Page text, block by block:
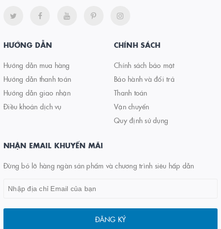
HƯỚNG DẪN
Hướng dẫn mua hàng
Hướng dẫn thanh toán
Hướng dẫn giao nhận
Điều khoản dịch vụ
CHÍNH SÁCH
Chính sách bảo mật
Bảo hành và đổi trả
Thanh toán
Vận chuyển
Quy định sử dụng
NHẬN EMAIL KHUYẾN MÃI
Đừng bỏ lỡ hàng ngàn sản phẩm và chương trình siêu hấp dẫn
ĐĂNG KÝ